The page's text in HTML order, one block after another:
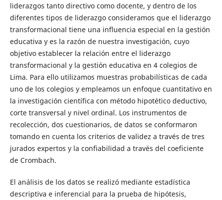
liderazgos tanto directivo como docente, y dentro de los
diferentes tipos de liderazgo consideramos que el liderazgo
transformacional tiene una influencia especial en la gestión
educativa y es la razón de nuestra investigación, cuyo
objetivo establecer la relación entre el liderazgo
transformacional y la gestión educativa en 4 colegios de
Lima. Para ello utilizamos muestras probabilísticas de cada
uno de los colegios y empleamos un enfoque cuantitativo en
la investigación científica con método hipotético deductivo,
corte transversal y nivel ordinal. Los instrumentos de
recolección, dos cuestionarios, de datos se conformaron
tomando en cuenta los criterios de validez a través de tres
jurados expertos y la confiabilidad a través del coeficiente
de Crombach.
El análisis de los datos se realizó mediante estadística
descriptiva e inferencial para la prueba de hipótesis,